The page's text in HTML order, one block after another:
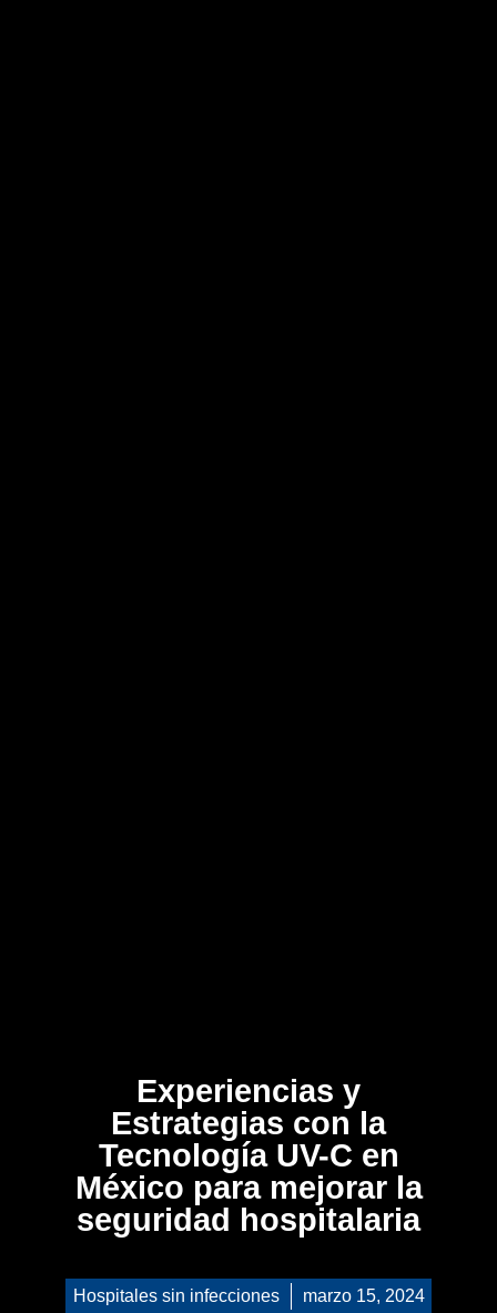
Experiencias y
Estrategias con la
Tecnología UV-C en
México para mejorar la
seguridad hospitalaria
Hospitales sin infecciones marzo 15, 2024